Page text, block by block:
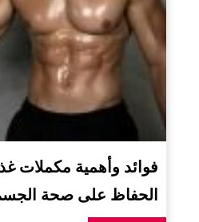
فوائد وأهمية مكملات
الحفاظ على صحة